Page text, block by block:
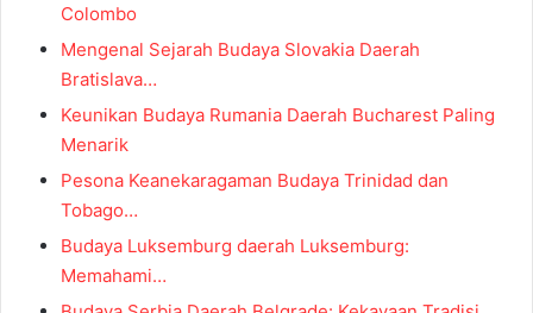
Colombo
Mengenal Sejarah Budaya Slovakia Daerah
Bratislava…
Keunikan Budaya Rumania Daerah Bucharest Paling
Menarik
Pesona Keanekaragaman Budaya Trinidad dan
Tobago…
Budaya Luksemburg daerah Luksemburg:
Memahami…